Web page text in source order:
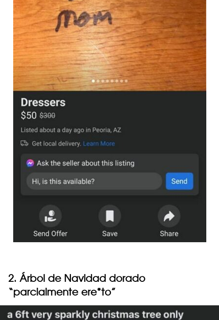
2. Árbol de Navidad dorado
“parcialmente ere*to”